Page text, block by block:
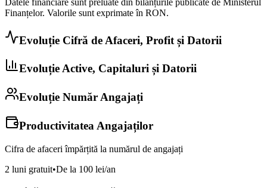
Datele financiare sunt preluate din bilanțurile publicate de Ministerul
Finanțelor. Valorile sunt exprimate în RON.
Evoluție Cifră de Afaceri, Profit și Datorii
Evoluție Active, Capitaluri și Datorii
Evoluție Număr Angajați
Productivitatea Angajaților
Cifra de afaceri împărțită la numărul de angajați
2 luni gratuit•De la 100 lei/an